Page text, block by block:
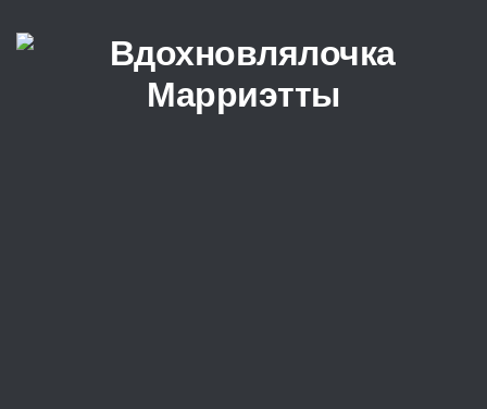
Перейти к содержимому